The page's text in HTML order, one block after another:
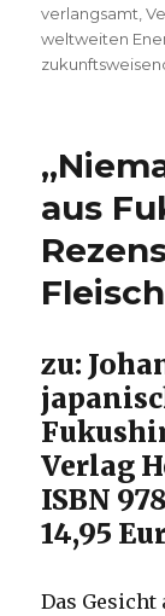
verlangsamt ,
weltweiten
aus
zu:
Verlag
ISBN
14,95
Das